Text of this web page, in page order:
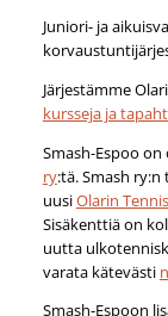
Juniori- ja
Järjestämme
kursseja ja
Smash-Espoo
ry:tä. Smash
uusiOlarin
Sisäkenttiä on
uutta
varata kätevästi
Smash-Espoon